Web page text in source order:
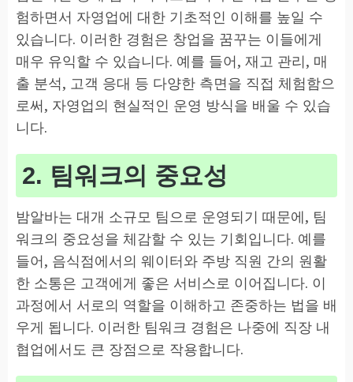
험하면서 자영업에 대한 기초적인 이해를 높일 수
있습니다. 이러한 경험은 창업을 꿈꾸는 이들에게
매우 유익할 수 있습니다. 예를 들어, 재고 관리, 매
출 분석, 고객 응대 등 다양한 측면을 직접 체험함으
로써, 자영업의 현실적인 운영 방식을 배울 수 있습
니다.
2. 팀워크의 중요성
밤알바는 대개 소규모 팀으로 운영되기 때문에, 팀
워크의 중요성을 체감할 수 있는 기회입니다. 예를
들어, 음식점에서의 웨이터와 주방 직원 간의 원활
한 소통은 고객에게 좋은 서비스로 이어집니다. 이
과정에서 서로의 역할을 이해하고 존중하는 법을 배
우게 됩니다. 이러한 팀워크 경험은 나중에 직장 내
협업에서도 큰 장점으로 작용합니다.